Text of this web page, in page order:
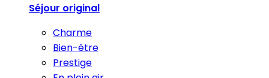
Séjour original
Charme
Bien-être
Prestige